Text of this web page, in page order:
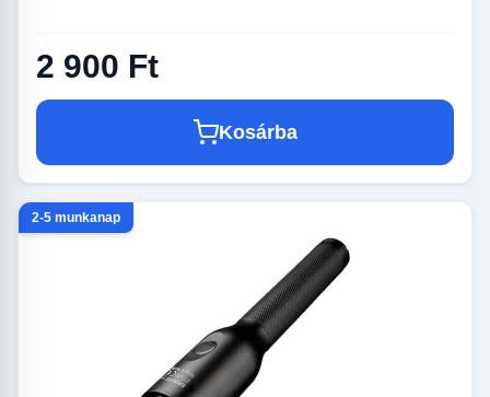
2 900 Ft
Kosárba
2-5 munkanap